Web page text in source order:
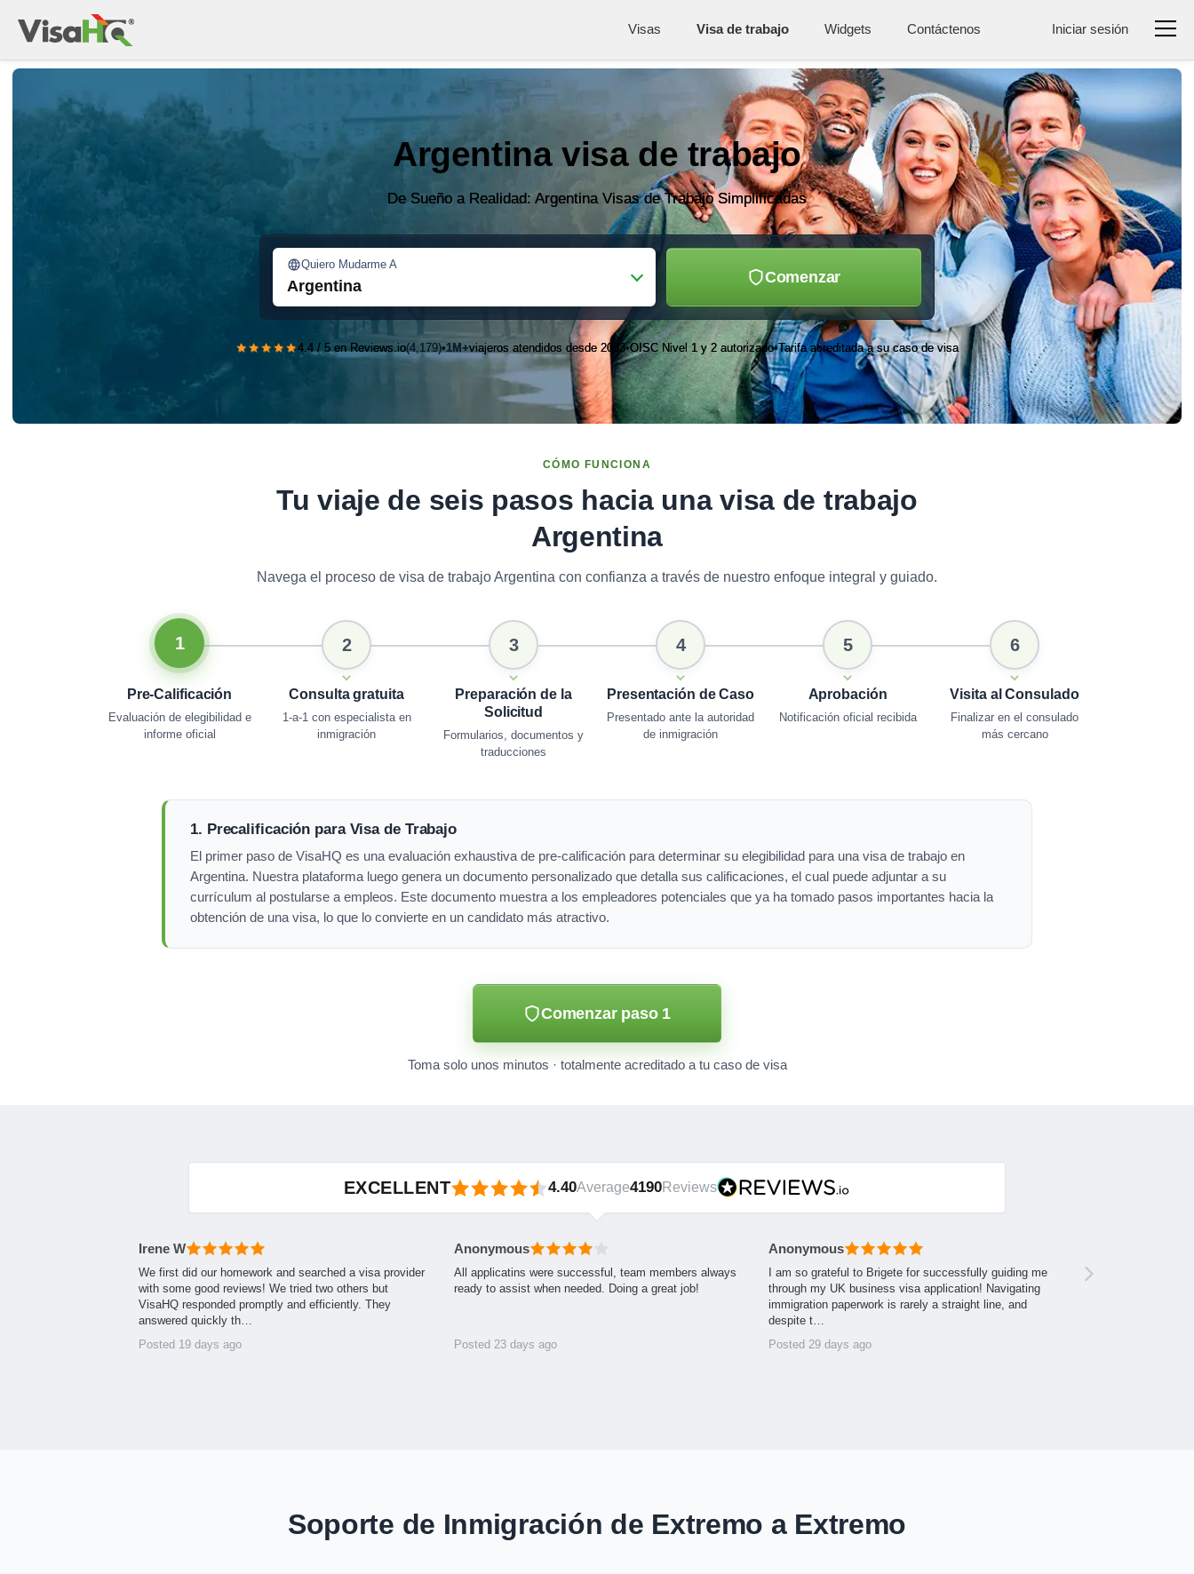
Visas Visa de trabajo Widgets Contáctenos Iniciar sesión
Argentina visa de trabajo
De Sueño a Realidad: Argentina Visas de Trabajo Simplificadas
Quiero Mudarme A
Argentina Comenzar
★★★★★4.4 / 5 en Reviews.io(4,179)•1M+viajeros atendidos desde 2003•OISC Nivel 1 y 2 autorizado•Tarifa acreditada a su caso de visa
CÓMO FUNCIONA
Tu viaje de seis pasos hacia una visa de trabajo
Argentina
Navega el proceso de visa de trabajo Argentina con confianza a través de nuestro enfoque integral y guiado.
1
Pre-Calificación
Evaluación de elegibilidad e
informe oficial
2
Consulta gratuita
1-a-1 con especialista en
inmigración
3
Preparación de la
Solicitud
Formularios, documentos y
traducciones
4
Presentación de Caso
Presentado ante la autoridad
de inmigración
5
Aprobación
Notificación oficial recibida
6
Visita al Consulado
Finalizar en el consulado
más cercano
1. Precalificación para Visa de Trabajo
El primer paso de VisaHQ es una evaluación exhaustiva de pre-calificación para determinar su elegibilidad para una visa de trabajo en
Argentina. Nuestra plataforma luego genera un documento personalizado que detalla sus calificaciones, el cual puede adjuntar a su
currículum al postularse a empleos. Este documento muestra a los empleadores potenciales que ya ha tomado pasos importantes hacia la
obtención de una visa, lo que lo convierte en un candidato más atractivo.
Comenzar paso 1
Toma solo unos minutos · totalmente acreditado a tu caso de visa
EXCELLENT 4.40Average4190Reviews
Irene W
We first did our homework and searched a visa provider
with some good reviews! We tried two others but
VisaHQ responded promptly and efficiently. They
answered quickly th…
Posted 19 days ago
Anonymous
All applicatins were successful, team members always
ready to assist when needed. Doing a great job!
Posted 23 days ago
Anonymous
I am so grateful to Brigete for successfully guiding me
through my UK business visa application! Navigating
immigration paperwork is rarely a straight line, and
despite t…
Posted 29 days ago
Soporte de Inmigración de Extremo a Extremo